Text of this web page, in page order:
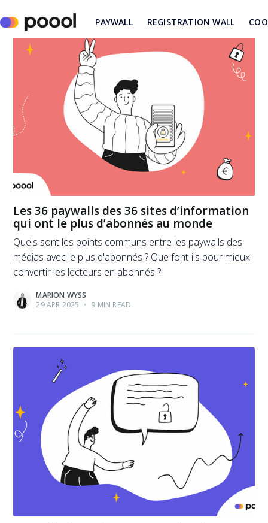
PAYWALL REGISTRATION WALL
Les 36 paywalls des 36 sites d’information
qui ont le plus d’abonnés au monde
Quels sont les points communs entre les paywalls des
médias avec le plus d'abonnés ? Que font-ils pour mieux
convertir les lecteurs en abonnés ?
MARION WYSS
29 APR 2025 • 9 MIN READ